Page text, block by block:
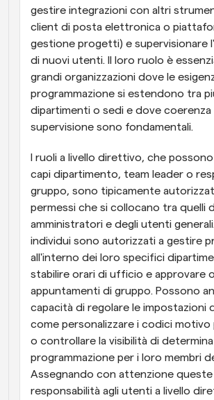
gestire integrazioni con altri
client di posta elettronica o
gestione progetti) e supervisionare
di nuovi utenti. Il loro ruolo è
grandi organizzazioni dove le
programmazione si estendono tra
dipartimenti o sedi e dove coerenza
supervisione sono fondamentali.
I ruoli a livello direttivo, che
capi dipartimento, team leader o
gruppo, sono tipicamente
permessi che si collocano tra quelli
amministratori e degli utenti
individui sono autorizzati a gestire
all'interno dei loro specifici
stabilire orari di ufficio e approvare
appuntamenti di gruppo. Possono
capacità di regolare le impostazioni
come personalizzare i codici motivo
o controllare la visibilità di
programmazione per i loro membri
Assegnando con attenzione queste
responsabilità agli utenti a livello